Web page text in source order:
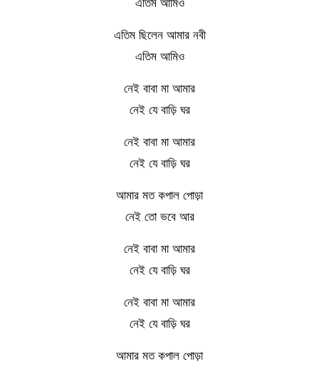
এতিম আমিও
এতিম ছিলেন আমার নবী
এতিম আমিও
নেই বাবা মা আমার
নেই যে বাড়ি ঘর
নেই বাবা মা আমার
নেই যে বাড়ি ঘর
আমার মত কপাল পোড়া
নেই তো ভবে আর
নেই বাবা মা আমার
নেই যে বাড়ি ঘর
নেই বাবা মা আমার
নেই যে বাড়ি ঘর
আমার মত কপাল পোড়া